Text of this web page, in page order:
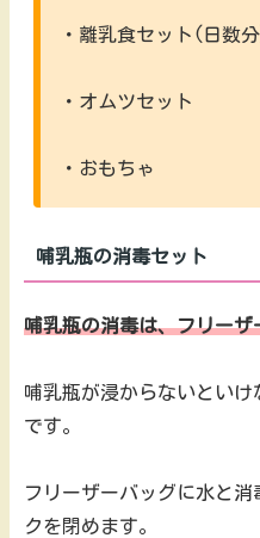
・離乳食セット(日数
・オムツセット
・おもちゃ
哺乳瓶の消毒セット
哺乳瓶の消毒は、フリー
哺乳瓶が浸からないとい
です。
フリーザーバッグに水と
クを閉めます。